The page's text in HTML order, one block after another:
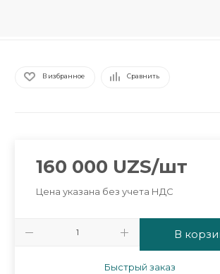
В избранное Сравнить
160 000 UZS/шт
Цена указана без учета НДС
В
Быстрый заказ